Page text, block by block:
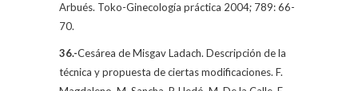
Arbués. Toko-Ginecología práctica 2004; 789: 66-
70.
36.-Cesárea de Misgav Ladach. Descripción de la
técnica y propuesta de ciertas modificaciones. F.